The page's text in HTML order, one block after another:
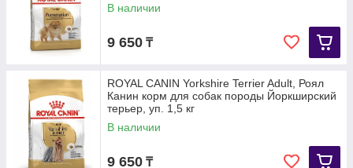
В наличии
9 650 ₸
ROYAL CANIN Yorkshire Terrier Adult, Роял
Канин корм для собак породы Йоркширский
терьер, уп. 1,5 кг
В наличии
9 650 ₸